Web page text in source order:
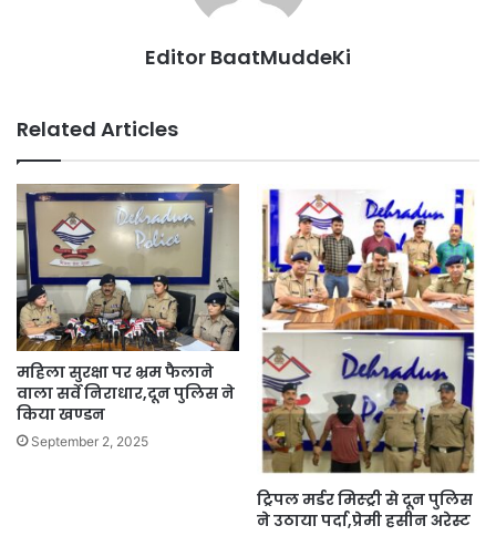
Editor BaatMuddeKi
Related Articles
महिला सुरक्षा पर भ्रम फैलाने
वाला सर्वे निराधार,दून पुलिस ने
किया खण्डन
September 2, 2025
ट्रिपल मर्डर मिस्ट्री से दून पुलिस
ने उठाया पर्दा,प्रेमी हसीन अरेस्ट